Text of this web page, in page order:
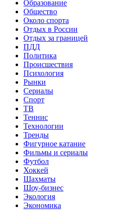
Образование
Общество
Около спорта
Отдых в России
Отдых за границей
ПДД
Политика
Происшествия
Психология
Рынки
Сериалы
Спорт
ТВ
Теннис
Технологии
Тренды
Фигурное катание
Фильмы и сериалы
Футбол
Хоккей
Шахматы
Шоу-бизнес
Экология
Экономика